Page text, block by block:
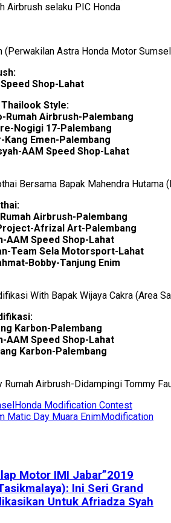
Airbrush selaku PIC Honda
(Perwakilan Astra Honda Motor
Shop-Lahat
Style:
Rumah Airbrush-Palembang
Nogigi 17-Palembang
Kang Emen-Palembang
AAM Speed Shop-Lahat
Bersama Bapak Mahendra
Airbrush-Palembang
Afrizal Art-Palembang
AAM Speed Shop-Lahat
Team Sela Motorsport-Lahat
Bobby-Tanjung Enim
With Bapak Wijaya Cakra (Area
Karbon-Palembang
AAM Speed Shop-Lahat
Karbon-Palembang
Rumah Airbrush-Didampingi Tommy
Honda Modification Contest
Matic Day Muara EnimModification
Motor IMI Jabar”2019
Ini Seri Grand
Untuk Afriadza Syah